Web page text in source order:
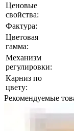
Ценовые
свойства:
Фактура:
Цветовая
гамма:
Механизм
регулировки:
Карниз по
цвету:
Рекомендуемые